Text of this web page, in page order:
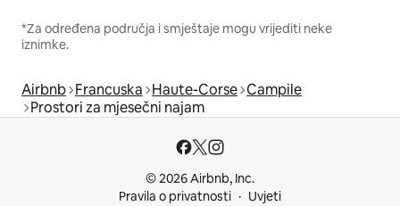
*Za određena područja i smještaje mogu vrijediti neke
iznimke.
Airbnb Francuska Haute-Corse Campile
Prostori za mjesečni najam
© 2026 Airbnb, Inc.
Pravila o privatnosti
Uvjeti